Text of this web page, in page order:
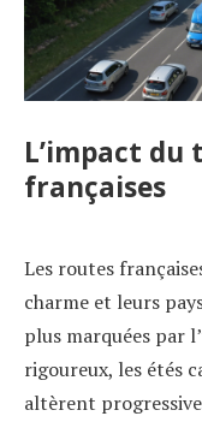
L’impact du
françaises
Les routes
charme et leurs
plus marquées par
rigoureux, les étés
altèrent